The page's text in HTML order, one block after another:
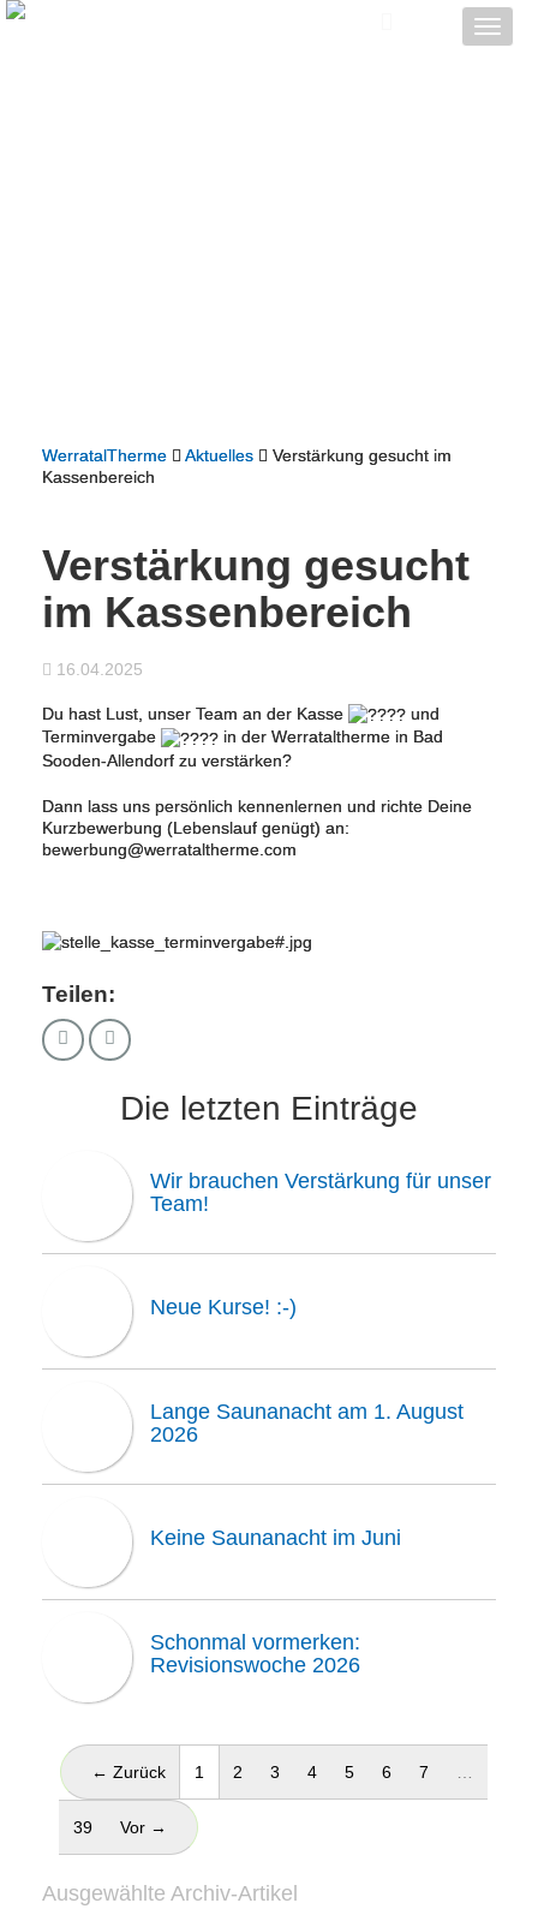
Toggle
WerratalTherme Aktuelles
Verstärkung gesucht im
Kassenbereich
Verstärkung gesucht
im Kassenbereich
16.04.2025
Du hast Lust, unser Team an der Kasse
und
Terminvergabe
in der Werrataltherme in Bad
Sooden-Allendorf zu verstärken?
Dann lass uns persönlich kennenlernen und richte Deine
Kurzbewerbung (Lebenslauf genügt) an:
bewerbung@werrataltherme.com
Teilen:
Die letzten Einträge
Wir brauchen Verstärkung für unser
Team!
Neue Kurse! :-)
Lange Saunanacht am 1. August
2026
Keine Saunanacht im Juni
Schonmal vormerken:
Revisionswoche 2026
← Zurück 1 (aktuell)
2 3 4 5 6 7
39 Vor →
Ausgewählte Archiv-Artikel